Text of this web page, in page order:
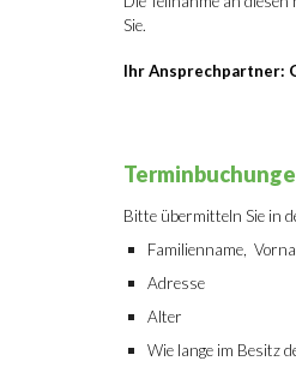
Sie.
Ihr Ansprechpartner:
Bitte übermitteln Sie in
Familienname,
Adresse
Alter
Wie lange im Besitz